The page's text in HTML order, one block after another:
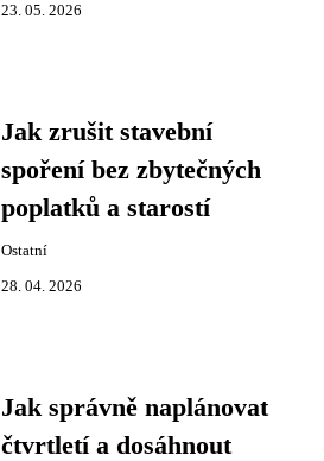
23. 05. 2026
Jak zrušit stavební
spoření bez zbytečných
poplatků a starostí
Ostatní
28. 04. 2026
Jak správně naplánovat
čtvrtletí a dosáhnout